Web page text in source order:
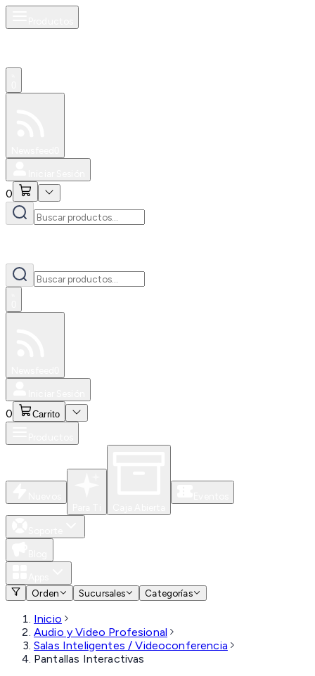
0
0 Carrito
Orden
Sucursales Categorías
Inicio
Audio y Video Profesional
Salas Inteligentes / Videoconferencia
Pantallas Interactivas